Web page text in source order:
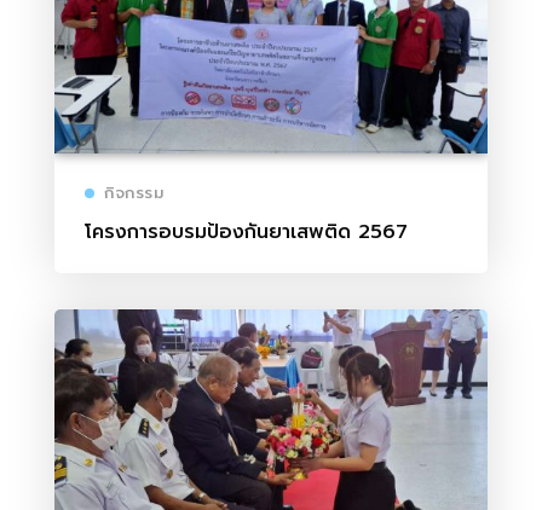
กิจกรรม
โครงการอบรมป้องกันยาเสพติด 2567